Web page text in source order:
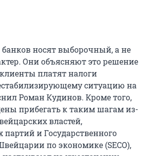
носят выборочный, а не
Они объясняют это решение
платят налоги
ситуацию на
Роман Кудинов. Кроме того,
прибегать к таким шагам из-
властей,
партий и Государственного
по экономике (SECO),